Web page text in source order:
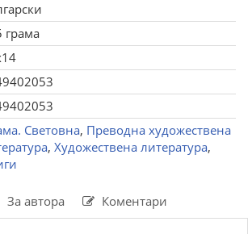
грама
Световна, Преводна художествена
, Художествена литература,
За автора Коментари